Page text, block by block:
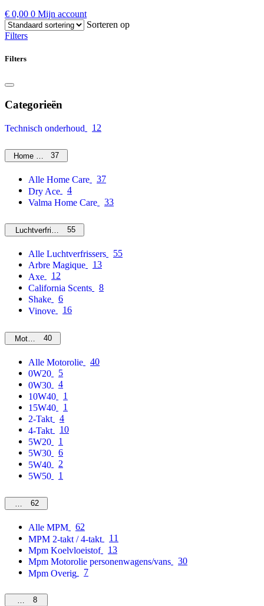
€ 0,00 0 Mijn account
Sorteren op
Filters
Filters
Categorieën
Technisch onderhoud 12
Home Care37
Alle Home Care
37
Dry Ace
4
Valma Home Care
33
Luchtverfrissers55
Alle Luchtverfrissers
55
Arbre Magique
13
Axe
12
California Scents
8
Shake
6
Vinove
16
Motorolie40
Alle Motorolie
40
0W20
5
0W30
4
10W40
1
15W40
1
2-Takt
4
4-Takt
10
5W20
1
5W30
6
5W40
2
5W50
1
MPM62
Alle MPM
62
MPM 2-takt / 4-takt
11
Mpm Koelvloeistof
13
Mpm Motorolie personenwagens/vans
30
Mpm Overig
7
Overig
8